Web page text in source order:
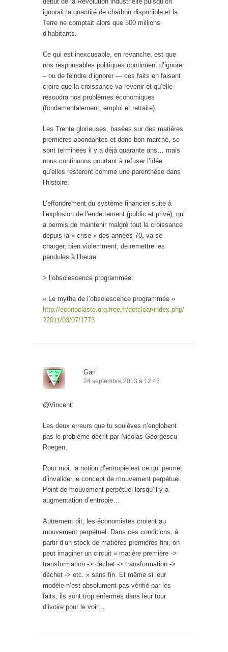
ignorait la quantité de charbon disponible et la
Terre ne comptait alors que 500 millions
d’habitants.
Ce qui est inexcusable, en revanche, est que
nos responsables politiques continuent d’ignorer
– ou de feindre d’ignorer — ces faits en faisant
croire que la croissance va revenir et qu’elle
résoudra nos problèmes économiques
(fondamentalement, emploi et retraite).
Les Trente glorieuses, basées sur des matières
premières abondantes et donc bon marché, se
sont terminées il y a déjà quarante ans… mais
nous continuons pourtant à refuser l’idée
qu’elles resteront comme une parenthèse dans
l’histoire.
L’effondrement du système financier suite à
l’explosion de l’endettement (public et privé), qui
a permis de maintenir malgré tout la croissance
depuis la « crise » des années 70, va se
charger, bien violemment, de remettre les
pendules à l’heure.
> l’obsolescence programmée:
« Le mythe de l’obsolescence programmée »
http://econoclaste.org.free.fr/dotclear/index.php/
?2011/03/07/1773
Gari
24 septembre 2013 à 12:46
@Vincent:
Les deux erreurs que tu soulèves n’englobent
pas le problème décrit par Nicolas Georgescu-
Roegen.
Pour moi, la notion d’entropie est ce qui permet
d’invalider le concept de mouvement perpétuel.
Point de mouvement perpétuel lorsqu’il y a
augmentation d’entropie…
Autrement dit, les économistes croient au
mouvement perpétuel. Dans ces conditions, à
partir d’un stock de matières premières fini, on
peut imaginer un circuit « matière première ->
transformation -> déchet -> transformation ->
déchet -> etc. » sans fin. Et même si leur
modèle n’est absolument pas vérifié par les
faits, ils sont trop enfermés dans leur tour
d’ivoire pour le voir…